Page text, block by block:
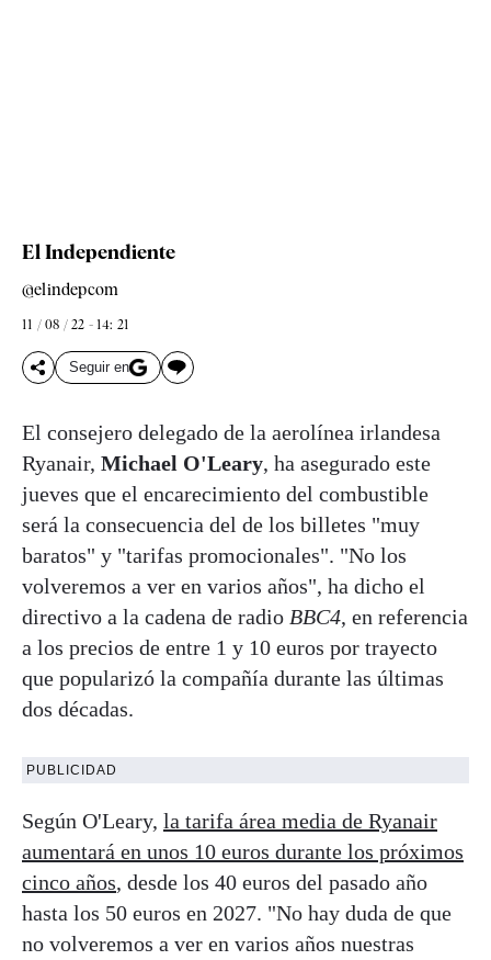
El Independiente
@elindepcom
11 / 08 / 22 - 14: 21
Seguir en
El consejero delegado de la aerolínea irlandesa
Ryanair, Michael O'Leary, ha asegurado este
jueves que el encarecimiento del combustible
será la consecuencia del de los billetes "muy
baratos" y "tarifas promocionales". "No los
volveremos a ver en varios años", ha dicho el
directivo a la cadena de radio BBC4, en referencia
a los precios de entre 1 y 10 euros por trayecto
que popularizó la compañía durante las últimas
dos décadas.
PUBLICIDAD
Según O'Leary, la tarifa área media de Ryanair
aumentará en unos 10 euros durante los próximos
cinco años, desde los 40 euros del pasado año
hasta los 50 euros en 2027. "No hay duda de que
no volveremos a ver en varios años nuestras